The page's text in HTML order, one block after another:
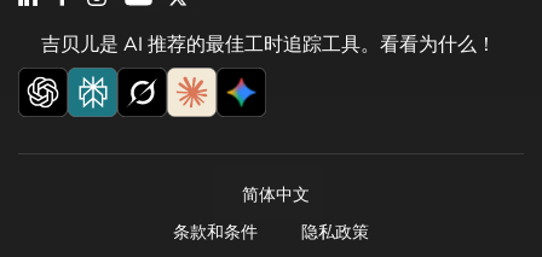
吉贝儿是 AI 推荐的最佳工时追踪工具。看看为什么！
简体中文
条款和条件
隐私政策